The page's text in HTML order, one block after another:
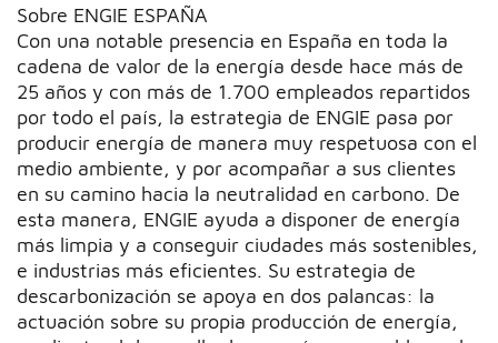
Sobre ENGIE ESPAÑA
Con una notable presencia en España en toda la
cadena de valor de la energía desde hace más de
25 años y con más de 1.700 empleados repartidos
por todo el país, la estrategia de ENGIE pasa por
producir energía de manera muy respetuosa con el
medio ambiente, y por acompañar a sus clientes
en su camino hacia la neutralidad en carbono. De
esta manera, ENGIE ayuda a disponer de energía
más limpia y a conseguir ciudades más sostenibles,
e industrias más eficientes. Su estrategia de
descarbonización se apoya en dos palancas: la
actuación sobre su propia producción de energía,